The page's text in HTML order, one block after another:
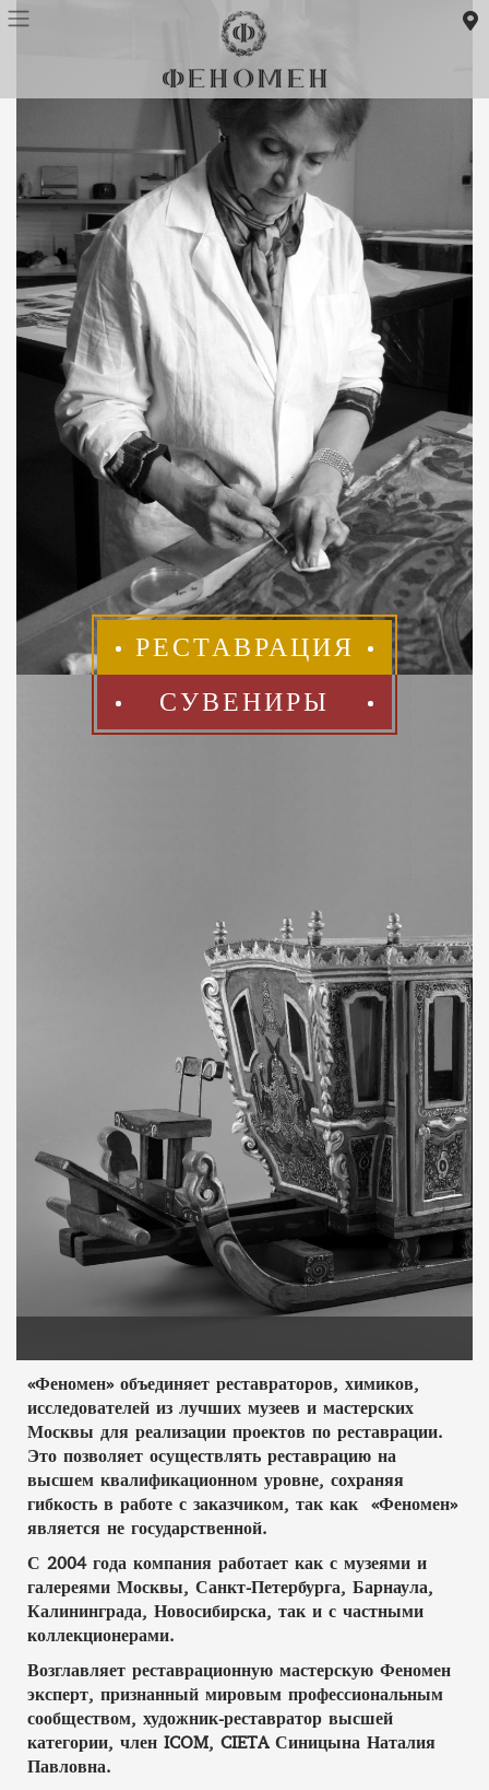
РЕСТАВРАЦИЯ
СУВЕНИРЫ
«Феномен» объединяет реставраторов, химиков,
исследователей из лучших музеев и мастерских
Москвы для реализации проектов по реставрации.
Это позволяет осуществлять реставрацию на
высшем квалификационном уровне, сохраняя
гибкость в работе с заказчиком, так как «Феномен»
является не государственной.
С 2004 года компания работает как с музеями и
галереями Москвы, Санкт-Петербурга, Барнаула,
Калининграда, Новосибирска, так и с частными
коллекционерами.
Возглавляет реставрационную мастерскую Феномен
эксперт, признанный мировым профессиональным
сообществом, художник-реставратор высшей
категории, член ICOM, CIETA Синицына Наталия
Павловна.